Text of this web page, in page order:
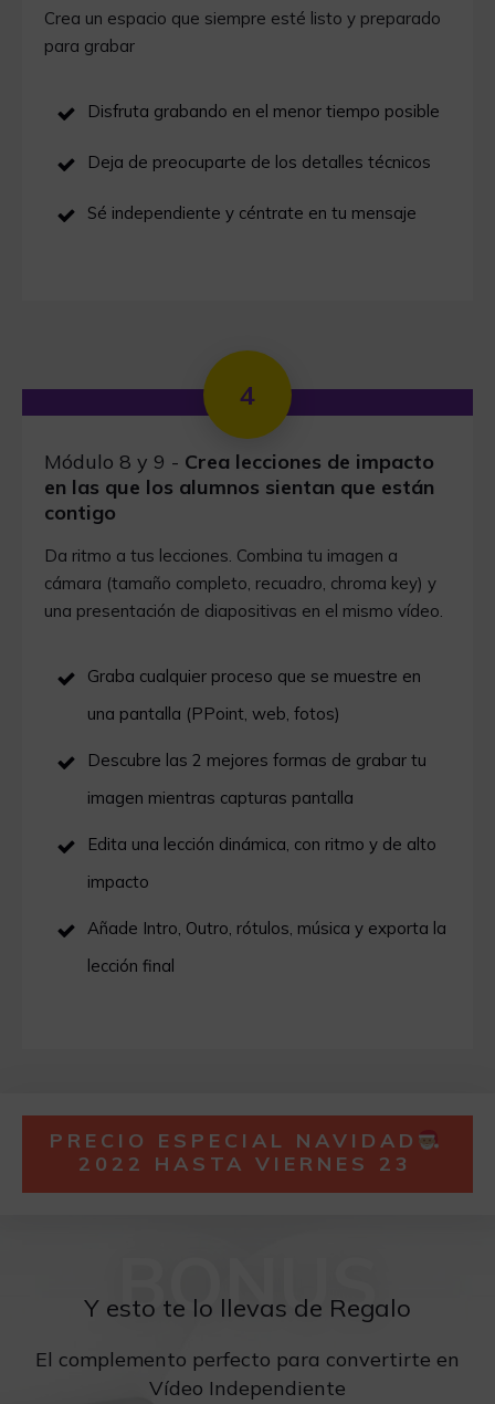
Crea un espacio que siempre esté listo y preparado
para grabar
Disfruta grabando en el menor tiempo posible
Deja de preocuparte de los detalles técnicos
Sé independiente y céntrate en tu mensaje
4
Módulo 8 y 9 - Crea lecciones de impacto
en las que los alumnos sientan que están
contigo
Da ritmo a tus lecciones. Combina tu imagen a
cámara (tamaño completo, recuadro, chroma key) y
una presentación de diapositivas en el mismo vídeo.
Graba cualquier proceso que se muestre en
una pantalla (PPoint, web, fotos)
Descubre las 2 mejores formas de grabar tu
imagen mientras capturas pantalla
Edita una lección dinámica, con ritmo y de alto
impacto
Añade Intro, Outro, rótulos, música y exporta la
lección final
PRECIO ESPECIAL NAVIDAD
2022 HASTA VIERNES 23
BONUS
Y esto te lo llevas de Regalo
El complemento perfecto para convertirte en
Vídeo Independiente